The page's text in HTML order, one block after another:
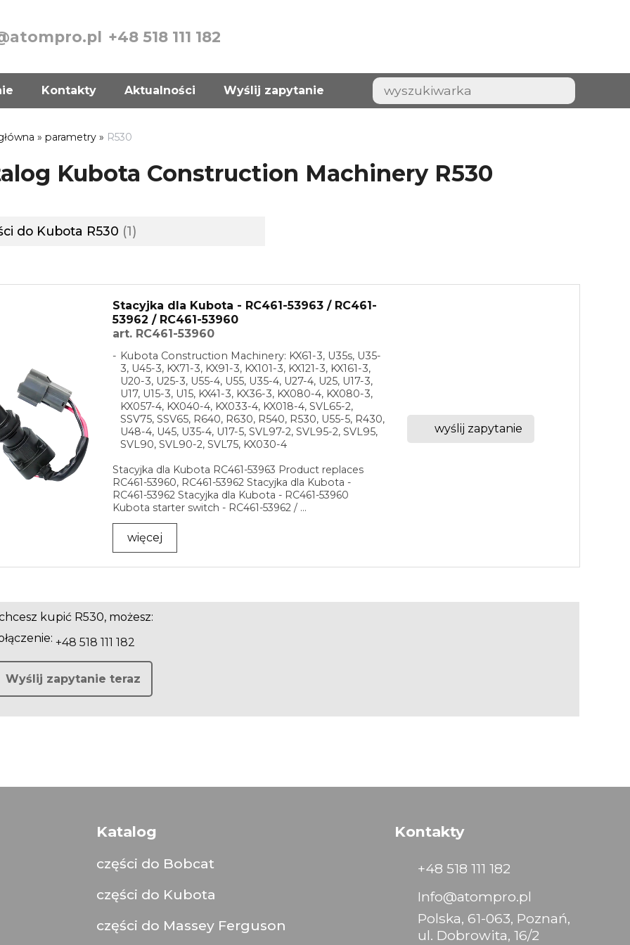
+48 518 111 182
Kontakty Aktualności Wyślij zapytanie
» parametry » R530
Kubota Construction Machinery R530
do Kubota R530 1
Stacyjka dla Kubota - RC461-53963 / RC461-
53962 / RC461-53960
art. RC461-53960
Kubota Construction Machinery: KX61-3, U35s, U35-
3, U45-3, KX71-3, KX91-3, KX101-3, KX121-3, KX161-3,
U20-3, U25-3, U55-4, U55, U35-4, U27-4, U25, U17-3,
U17, U15-3, U15, KX41-3, KX36-3, KX080-4, KX080-3,
KX057-4, KX040-4, KX033-4, KX018-4, SVL65-2,
SSV75, SSV65, R640, R630, R540, R530, U55-5, R430,
U48-4, U45, U35-4, U17-5, SVL97-2, SVL95-2, SVL95,
SVL90, SVL90-2, SVL75, KX030-4
Stacyjka dla Kubota RC461-53963 Product replaces
RC461-53960, RC461-53962 Stacyjka dla Kubota -
RC461-53962 Stacyjka dla Kubota - RC461-53960
Kubota starter switch - RC461-53962 / ...
więcej
wyślij zapytanie
kupić R530, możesz:
+48 518 111 182
Wyślij zapytanie teraz
Katalog
części do Bobcat
części do Kubota
części do Massey Ferguson
Kontakty
+48 518 111 182
Info@atompro.pl
Polska, 61-063, Poznań,
ul. Dobrowita, 16/2